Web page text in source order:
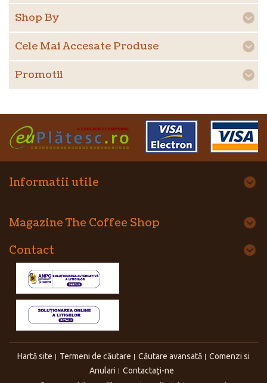
Shop By
Cele Mai Accesate Produse
Promotii
Informatii utile
Magazine The Coffee Shop
Contact
Hartă site Termeni de căutare Căutare avansată
Comenzi si
Anulari
Contactaţi-ne